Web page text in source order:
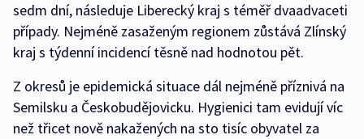
sedm dní, následuje Liberecký kraj s téměř dvaadvaceti
případy. Nejméně zasaženým regionem zůstává Zlínský
kraj s týdenní incidencí těsně nad hodnotou pět.
Z okresů je epidemická situace dál nejméně příznivá na
Semilsku a Českobudějovicku. Hygienici tam evidují víc
než třicet nově nakažených na sto tisíc obyvatel za